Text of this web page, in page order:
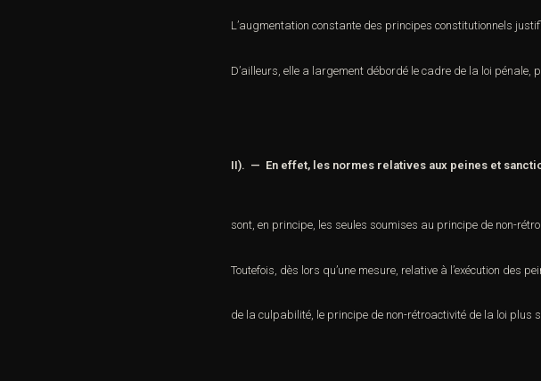
L’augmentation constante des principes constitutionnels
D’ailleurs, elle a largement débordé le cadre de la loi pénale,
II). — En effet, les normes relatives aux peines et
sont, en principe, les seules soumises au principe de non-
Toutefois, dès lors qu’une mesure, relative à l’exécution des
de la culpabilité, le principe de non-rétroactivité de la loi plus